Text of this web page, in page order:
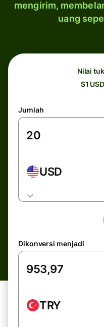
mengirim,
uang
Nilai
$1
Jumlah
USD
Dikonversi menjadi
TRY